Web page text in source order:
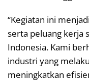
“Kegiatan ini
serta peluang kerja
Indonesia. Kami
industri yang
meningkatkan